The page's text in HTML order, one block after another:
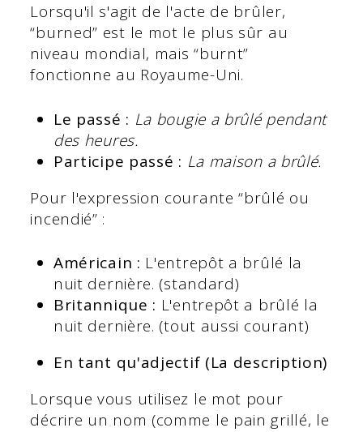
Lorsqu'il s'agit de l'acte de brûler,
“burned” est le mot le plus sûr au
niveau mondial, mais “burnt”
fonctionne au Royaume-Uni.
Le passé : La bougie a brûlé pendant
des heures.
Participe passé : La maison a brûlé.
Pour l'expression courante “brûlé ou
incendié” :
Américain : L'entrepôt a brûlé la
nuit dernière. (standard)
Britannique : L'entrepôt a brûlé la
nuit dernière. (tout aussi courant)
En tant qu'adjectif (La description)
Lorsque vous utilisez le mot pour
décrire un nom (comme le pain grillé, le